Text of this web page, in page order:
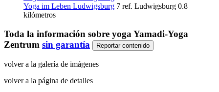
Yoga im Leben Ludwigsburg 7 ref. Ludwigsburg 0.8
kilómetros
Toda la información sobre yoga Yamadi-Yoga
Zentrum sin garantía Reportar contenido
volver a la galería de imágenes
volver a la página de detalles